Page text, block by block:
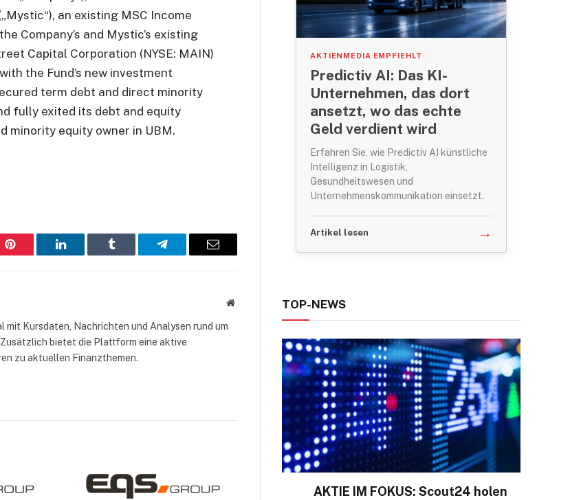
an existing MSC Income
Company’s and Mystic’s existing
Capital Corporation (NYSE: MAIN)
the Fund’s new investment
term debt and direct minority
fully exited its debt and equity
minority equity owner in UBM.
Pinterest LinkedIn Tumblr Telegram E-
Website
mit Kursdaten, Nachrichten und Analysen rund um
bietet die Plattform eine aktive
zu aktuellen Finanzthemen.
AKTIENMEDIA EMPFIEHLT
Predictiv AI: Das KI-
Unternehmen, das dort
ansetzt, wo das echte
Geld verdient wird
Erfahren Sie, wie Predictiv AI künstliche
Intelligenz in Logistik,
Gesundheitswesen und
Unternehmenskommunikation einsetzt.
Artikel lesen →
TOP-NEWS
AKTIE IM FOKUS: Scout24 holen